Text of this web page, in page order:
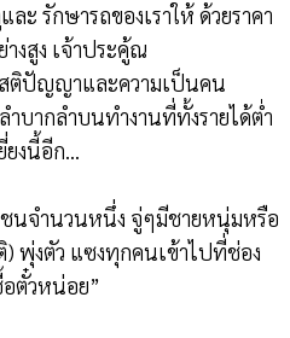
ะ รักษารถของเราให้ ด้วยราคา
งสูง เจ้าประคู้ณ
ติปัญญาและความเป็นคน
ำบากลำบนทำงานที่ทั้งรายได้ต่ำ
ยงนี้อีก...
นจำนวนหนึ่ง จู่ๆมีชายหนุ่มหรือ
พุ่งตัว แซงทุกคนเข้าไปที่ช่อง
อตั๋วหน่อย”